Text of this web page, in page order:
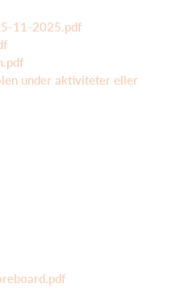
11-2025.pdf
under aktiviteter eller